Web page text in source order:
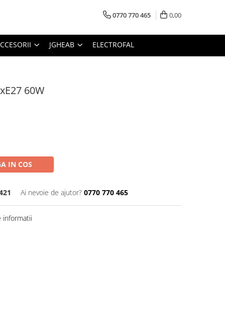
0770 770 465 0,00
JGHEAB ELECTROFAL
60W
IN COS
Ai nevoie de ajutor? 0770 770 465
informatii